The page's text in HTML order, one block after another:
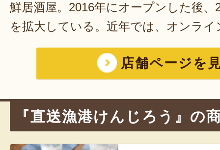
鮮居酒屋。2016年にオープンした後、
を拡大している。近年では、オンラ
し、さまざまな需要にも対応できる
運ばずとも、お店の味を気軽に楽し
インで販売している商品のほとんど
ため、温めるだけで簡単に食べれるの
の素材にこだわり、保存料・添加物
ら子供まで安心して食べられるのも
店舗ページを
『直送漁港けんじろう』の